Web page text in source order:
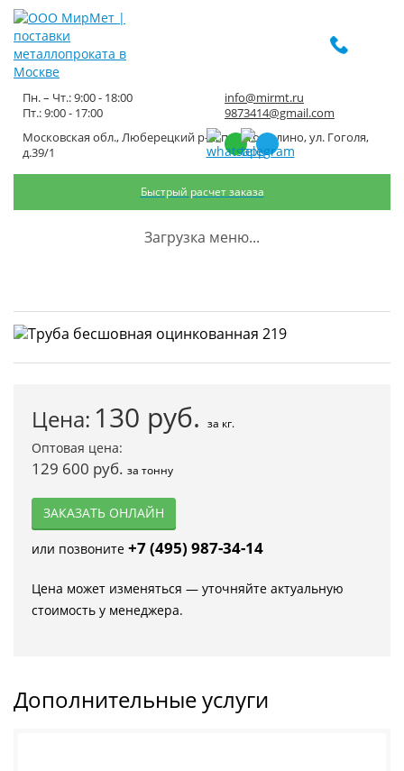
Московская обл., Люберецкий р-н, пос. Томилино, ул. Гоголя,
д.39/1
Пн. – Чт.: 9:00 - 18:00
Пт.: 9:00 - 17:00
info@mirmt.ru
9873414@gmail.com
Быстрый расчет заказа
Загрузка меню...
Труба бесшовная
оцинкованная 219
Цена: 130 руб. за кг.
Оптовая цена:
129 600 руб. за тонну
ЗАКАЗАТЬ ОНЛАЙН
или позвоните +7 (495) 987-34-14
Цена может изменяться — уточняйте актуальную
стоимость у менеджера.
Дополнительные услуги